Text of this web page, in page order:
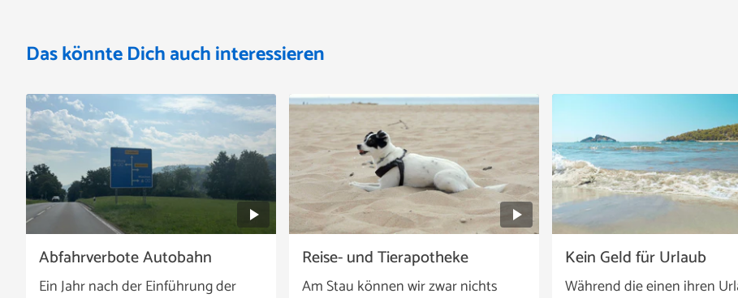
Das könnte Dich auch interessieren
Abfahrverbote Autobahn
Ein Jahr nach der Einführung der
Reise- und Tierapotheke
Am Stau können wir zwar nichts
Kein Geld für Urlaub
Während die einen ihren